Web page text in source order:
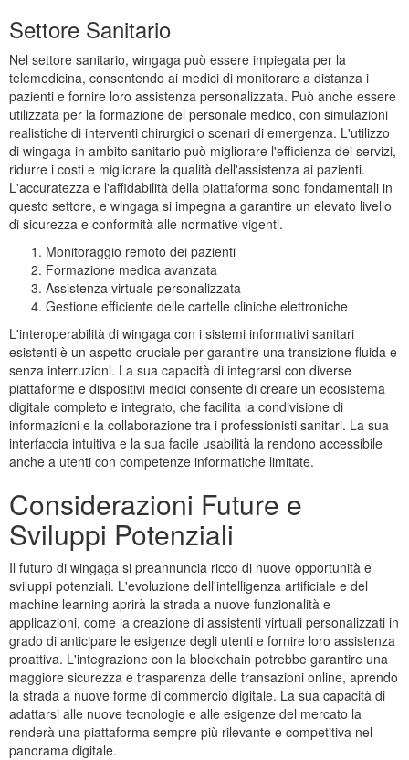
Settore Sanitario
Nel settore sanitario, wingaga può essere impiegata per la
telemedicina, consentendo ai medici di monitorare a distanza i
pazienti e fornire loro assistenza personalizzata. Può anche essere
utilizzata per la formazione del personale medico, con simulazioni
realistiche di interventi chirurgici o scenari di emergenza. L'utilizzo
di wingaga in ambito sanitario può migliorare l'efficienza dei servizi,
ridurre i costi e migliorare la qualità dell'assistenza ai pazienti.
L'accuratezza e l'affidabilità della piattaforma sono fondamentali in
questo settore, e wingaga si impegna a garantire un elevato livello
di sicurezza e conformità alle normative vigenti.
Monitoraggio remoto dei pazienti
Formazione medica avanzata
Assistenza virtuale personalizzata
Gestione efficiente delle cartelle cliniche elettroniche
L'interoperabilità di wingaga con i sistemi informativi sanitari
esistenti è un aspetto cruciale per garantire una transizione fluida e
senza interruzioni. La sua capacità di integrarsi con diverse
piattaforme e dispositivi medici consente di creare un ecosistema
digitale completo e integrato, che facilita la condivisione di
informazioni e la collaborazione tra i professionisti sanitari. La sua
interfaccia intuitiva e la sua facile usabilità la rendono accessibile
anche a utenti con competenze informatiche limitate.
Considerazioni Future e
Sviluppi Potenziali
Il futuro di wingaga si preannuncia ricco di nuove opportunità e
sviluppi potenziali. L'evoluzione dell'intelligenza artificiale e del
machine learning aprirà la strada a nuove funzionalità e
applicazioni, come la creazione di assistenti virtuali personalizzati in
grado di anticipare le esigenze degli utenti e fornire loro assistenza
proattiva. L'integrazione con la blockchain potrebbe garantire una
maggiore sicurezza e trasparenza delle transazioni online, aprendo
la strada a nuove forme di commercio digitale. La sua capacità di
adattarsi alle nuove tecnologie e alle esigenze del mercato la
renderà una piattaforma sempre più rilevante e competitiva nel
panorama digitale.